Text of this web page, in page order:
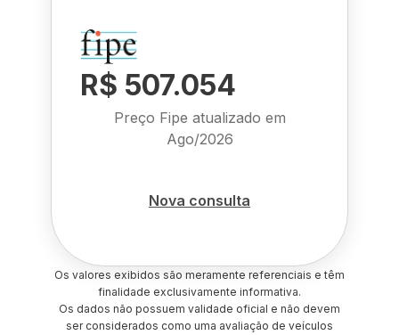
R$ 507.054
Preço Fipe atualizado em
Ago/2026
Nova consulta
Os valores exibidos são meramente referenciais e têm
finalidade exclusivamente informativa.
Os dados não possuem validade oficial e não devem
ser considerados como uma avaliação de veículos